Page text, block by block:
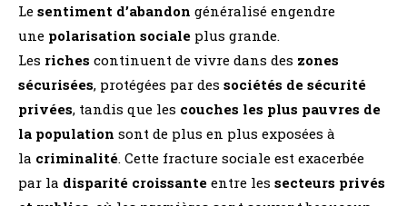
Le sentiment d’abandon généralisé engendre
une polarisation sociale plus grande.
Les riches continuent de vivre dans des zones
sécurisées, protégées par des sociétés de sécurité
privées, tandis que les couches les plus pauvres de
la population sont de plus en plus exposées à
la criminalité. Cette fracture sociale est exacerbée
par la disparité croissante entre les secteurs privés